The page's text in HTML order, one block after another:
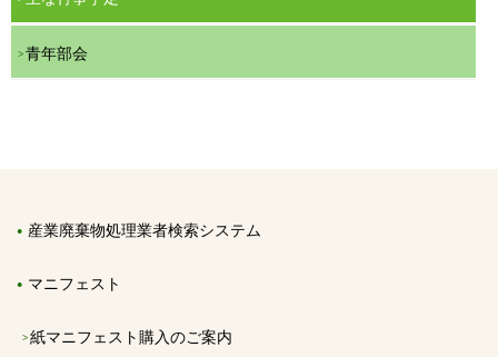
青年部会
産業廃棄物処理業者検索システム
マニフェスト
紙マニフェスト購入のご案内